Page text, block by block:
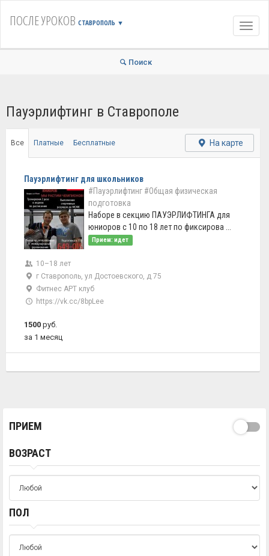
ПОСЛЕ УРОКОВ СТАВРОПОЛЬ ▼
Поиск
Пауэрлифтинг в Ставрополе
Все Платные Бесплатные На карте
Пауэрлифтинг для школьников
#Пауэрлифтинг #Общая физическая
подготовка
Наборе в секцию ПАУЭРЛИФТИНГА для
юниоров с 10 по 18 лет по фиксирова ...
Прием: идет
10–18 лет
г Ставрополь, ул Достоевского, д 75
Фитнес АРТ клуб
https://vk.cc/8bpLee
1500 руб.
за 1 месяц
ПРИЕМ
ВОЗРАСТ
ПОЛ